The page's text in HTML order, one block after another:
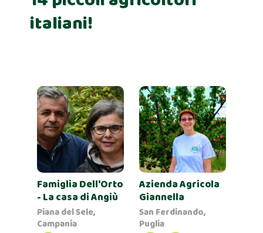
italiani!
Famiglia Dell'Orto
- La casa di Angiù
Piana del Sele,
Campania
Azienda Agricola
Giannella
San Ferdinando,
Puglia